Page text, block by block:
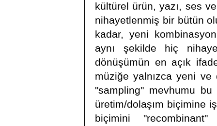
kültürel ürün, yazı, ses
nihayetlenmiş bir bütün
kadar, yeni
aynı şekilde hiç
dönüşümün en açık
müziğe yalnızca yeni ve
"sampling" mevhumu
üretim/dolaşım biçimine
biçimini